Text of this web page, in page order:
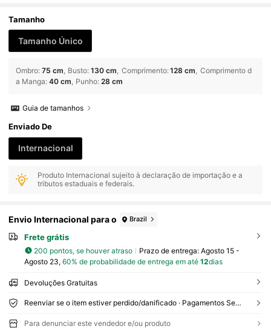
Tamanho
Tamanho Único
Ombro: 75 cm Busto: 130 cm Comprimento:128 cm Comprimento d
a Manga: 40 cm Punho: 28 cm
Guia de tamanhos
Enviado De
Internacional
Produto Internacional sujeito à declaração de importação e a
tributos estaduais e federais.
Envio Internacional para o Brazil
Frete grátis
200 pontos, se houver atraso Prazo de entrega: Agosto 15 -
Agosto 23, 60% de probabilidade de entrega em até 12dias
Devoluções Gratuitas
Reenviar se o item estiver perdido/danificado · Pagamentos Seguros · Proteção de privacidade
Para denunciar este vendedor e/ou produto